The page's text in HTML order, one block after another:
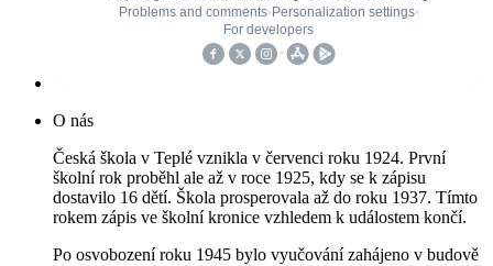
O nás
Česká škola v Teplé vznikla v červenci roku 1924. První
školní rok proběhl ale až v roce 1925, kdy se k zápisu
dostavilo 16 dětí. Škola prosperovala až do roku 1937. Tímto
rokem zápis ve školní kronice vzhledem k událostem končí.
Po osvobození roku 1945 bylo vyučování zahájeno v budově